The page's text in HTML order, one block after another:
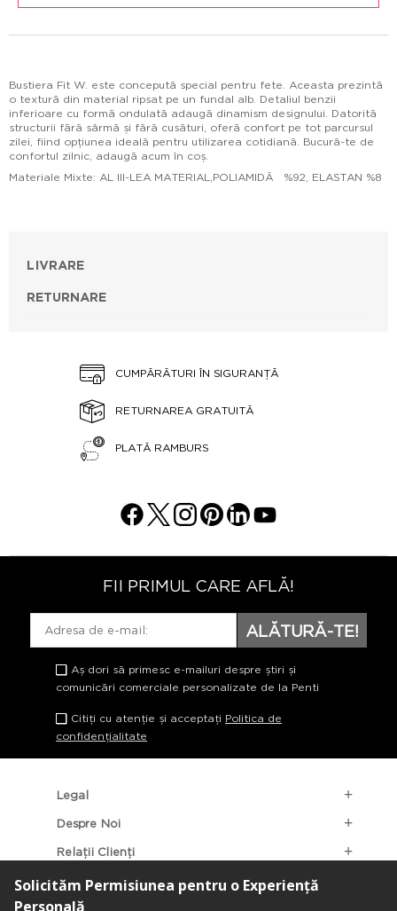
Bustiera Fit W. este concepută special pentru fete. Aceasta prezintă
o textură din material ripsat pe un fundal alb. Detaliul benzii
inferioare cu formă ondulată adaugă dinamism designului. Datorită
structurii fără sârmă și fără cusături, oferă confort pe tot parcursul
zilei, fiind opțiunea ideală pentru utilizarea cotidiană. Bucură-te de
confortul zilnic, adaugă acum în coș.
Materiale Mixte: AL III-LEA MATERIAL,POLIAMIDĂ %92, ELASTAN %8
LIVRARE
RETURNARE
CUMPĂRĂTURI ÎN SIGURANȚĂ
RETURNAREA GRATUITĂ
PLATĂ RAMBURS
FII PRIMUL CARE AFLĂ!
ALĂTURĂ-TE!
Aș dori să primesc e-mailuri despre știri și
comunicări comerciale personalizate de la Penti
Citiți cu atenție și acceptați Politica de
confidențialitate
Legal
Despre Noi
Relații Clienți
Categorii Populare